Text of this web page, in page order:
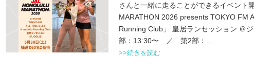
さんと一緒に走ることができるイベント
MARATHON 2026 presents TOKYO FM
Running Club」 皇居ランセッション ＠
部：13:30〜 ／ 第2部：...
>>続きを読む